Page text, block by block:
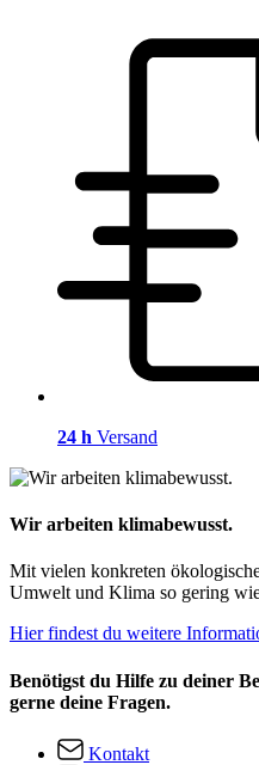
24 h Versand
Wir arbeiten klimabewusst.
Mit vielen konkreten
Umwelt und Klima so gering
Hier findest du weitere
Benötigst du Hilfe zu deiner
gerne deine Fragen.
Kontakt